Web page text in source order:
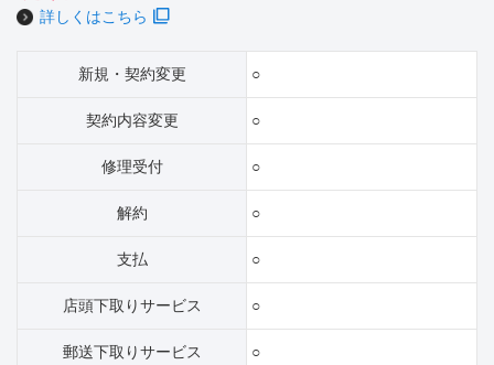
詳しくはこちら
新規・契約変更 ○
契約内容変更 ○
修理受付 ○
解約 ○
支払 ○
店頭下取りサービス ○
郵送下取りサービス ○